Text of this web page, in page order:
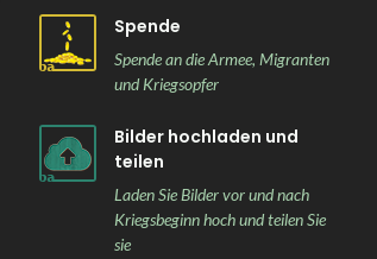
Spende
Spende an die Armee, Migranten
und Kriegsopfer
Bilder hochladen und
teilen
Laden Sie Bilder vor und nach
Kriegsbeginn hoch und teilen Sie
sie